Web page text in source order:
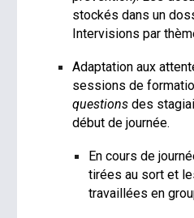
stockés dans un
Intervisions par
Adaptation aux
sessions de
questionsdes
début de journée.
En cours de
tirées au sort et
travaillées en